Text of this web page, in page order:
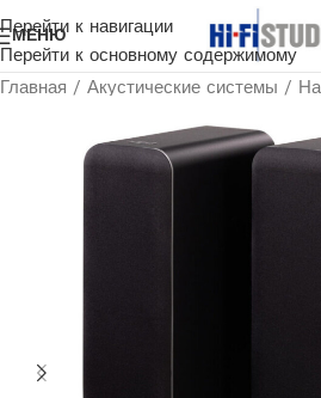
Перейти к навигации
Перейти к основному содержимому
МЕНЮ
Главная / Акустические системы /